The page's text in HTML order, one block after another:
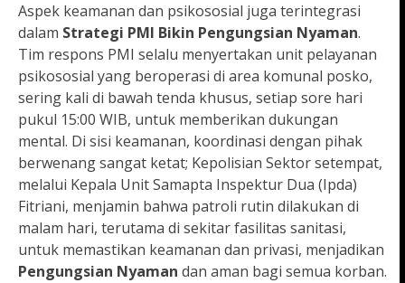
Aspek keamanan dan psikososial juga terintegrasi
dalam Strategi PMI Bikin Pengungsian Nyaman.
Tim respons PMI selalu menyertakan unit pelayanan
psikososial yang beroperasi di area komunal posko,
sering kali di bawah tenda khusus, setiap sore hari
pukul 15:00 WIB, untuk memberikan dukungan
mental. Di sisi keamanan, koordinasi dengan pihak
berwenang sangat ketat; Kepolisian Sektor setempat,
melalui Kepala Unit Samapta Inspektur Dua (Ipda)
Fitriani, menjamin bahwa patroli rutin dilakukan di
malam hari, terutama di sekitar fasilitas sanitasi,
untuk memastikan keamanan dan privasi, menjadikan
Pengungsian Nyaman dan aman bagi semua korban.